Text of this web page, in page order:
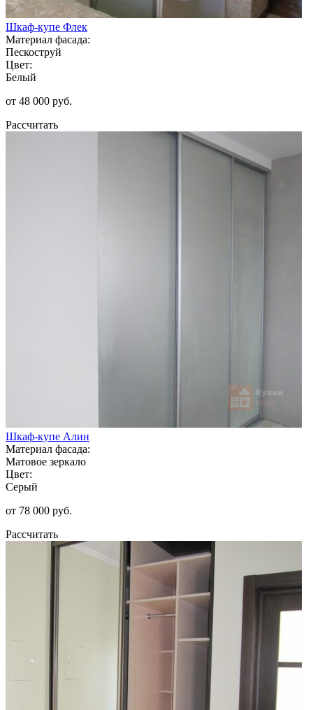
Шкаф-купе Флек
Материал фасада:
Пескоструй
Цвет:
Белый
от 48 000 руб.
Рассчитать
Шкаф-купе Алин
Материал фасада:
Матовое зеркало
Цвет:
Серый
от 78 000 руб.
Рассчитать